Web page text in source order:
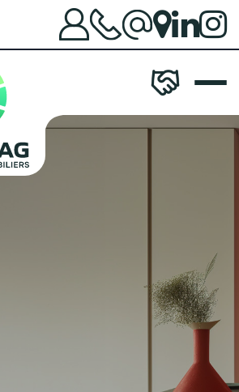
diagnostiqueur de